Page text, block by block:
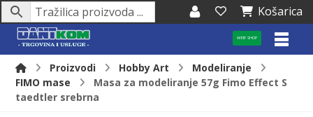
Košarica
WEB SHOP
Proizvodi Hobby Art
Modeliranje
FIMO mase
Masa za modeliranje 57g Fimo Effect S
taedtler srebrna